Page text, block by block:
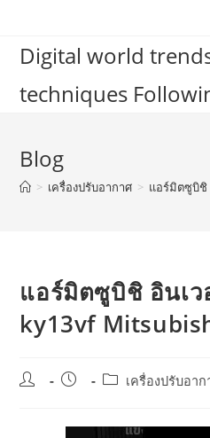
contentDigital world
techniques
Blog
> เครื่องปรับอากาศ > แอร์มิตซูบิชิ
แอร์มิตซูบิชิ อินเว
ky13vf
Post
Post
Postเครื่องปรับอาก